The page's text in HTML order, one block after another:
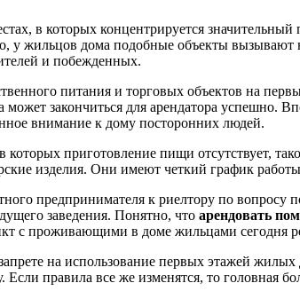
в которых концентрируется
жильцов дома подобные объекты вызывают
и побежденных.
питания и торговых объектов на
может закончиться для арендатора
внимание к дому посторонних людей.
приготовление пищи отсутствует,
изделия. Они имеют четкий график
предпринимателя к риелтору по вопросу
заведения. Понятно, что арендовать
с проживающими в доме жильцами сегодня
на использование первых этажей
правила все же изменятся, то головная